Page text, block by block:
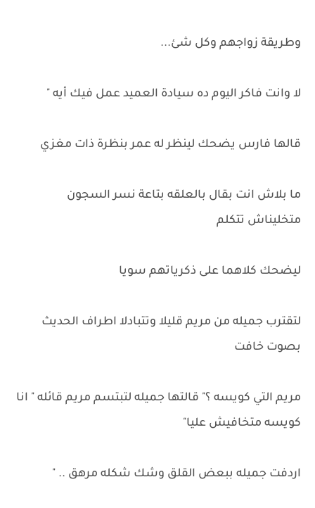
وطريقة زواجهم وكل شئ...
لا وانت فاكر اليوم ده سيادة العميد عمل فيك أيه "
قالها فارس يضحك لينظر له عمر بنظرة ذات مغزي
ما بلاش انت بقال بالعلقه بتاعة نسر السجون
متخليناش تتكلم
ليضحك كلاهما على ذكرياتهم سويا
لتقترب جميله من مريم قليلا وتتبادلا اطراف الحديث
بصوت خافت
مريم التي كويسه ؟" قالتها جميله لتبتسم مريم قائله " انا
كويسه متخافيش عليا"
اردفت جميله ببعض القلق وشك شكله مرهق .. "